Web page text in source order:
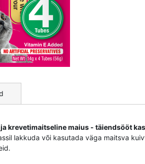
krevetimaitseline maius - täiendsööt
lakkuda või kasutada väga maitsva